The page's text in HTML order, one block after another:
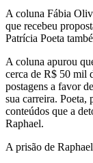
A coluna Fábia
que recebeu
Patrícia Poeta
A coluna apurou
cerca de R$ 50 mil
postagens a favor
sua carreira. Poeta,
conteúdos que a
Raphael.
A prisão de